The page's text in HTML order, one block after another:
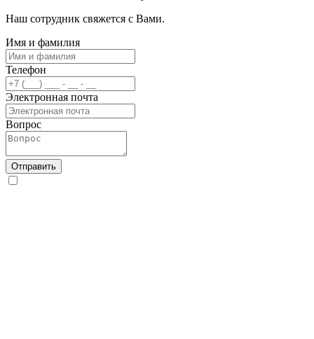
Наш сотрудник свяжется с Вами.
Имя и фамилия
Телефон
Электронная почта
Вопрос
Отправить